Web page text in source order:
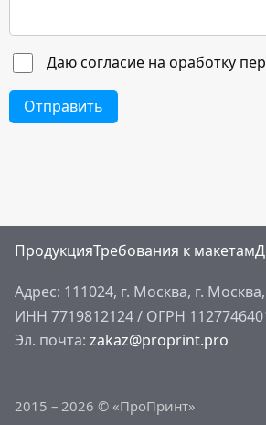
Даю согласие на оработку
Отправить
ПродукцияТребования к макетам
Адрес: 111024, г. Москва, г.
ИНН 7719812124/ ОГРН
Эл. почта: zakaz@proprint.pro
2015 – 2026 © «ПроПринт»